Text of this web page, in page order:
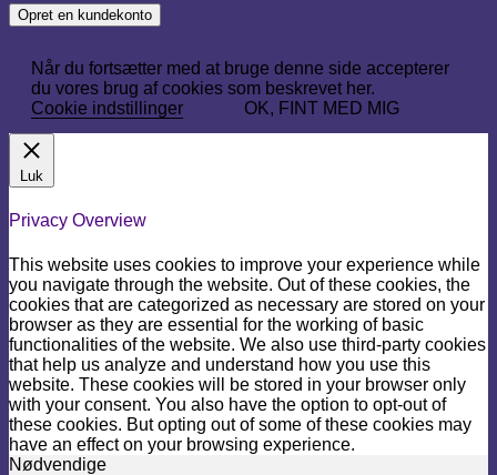
Opret en kundekonto
Når du fortsætter med at bruge denne side accepterer
du vores brug af cookies som beskrevet her.
Cookie indstillinger
OK, FINT MED MIG
Luk
Privacy Overview
This website uses cookies to improve your experience while
you navigate through the website. Out of these cookies, the
cookies that are categorized as necessary are stored on your
browser as they are essential for the working of basic
functionalities of the website. We also use third-party cookies
that help us analyze and understand how you use this
website. These cookies will be stored in your browser only
with your consent. You also have the option to opt-out of
these cookies. But opting out of some of these cookies may
have an effect on your browsing experience.
Nødvendige